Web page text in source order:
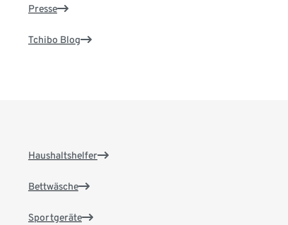
Presse
Tchibo Blog
Haushaltshelfer
Bettwäsche
Sportgeräte